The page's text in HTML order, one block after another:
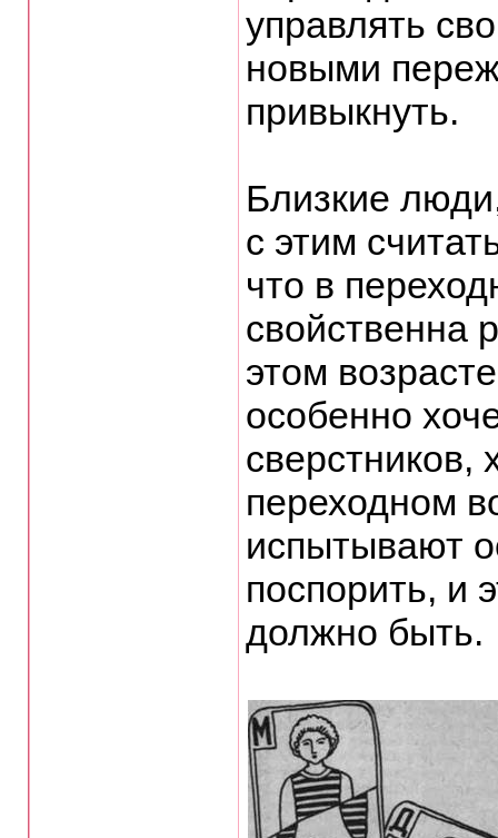
управлять
новыми
привыкнуть.
Близкие
с этим
что в
свойственна
этом
особенно
переходном
испытывают
поспорить, и
должно быть.